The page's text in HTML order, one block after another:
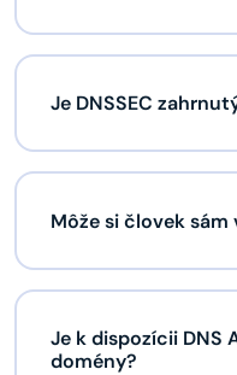
Je DNSSEC
Môže si človek
Je k dispozícii DNS
domény?